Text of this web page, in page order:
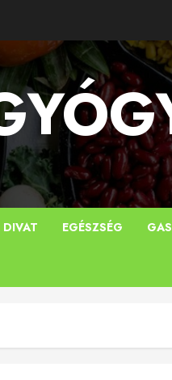
DIVAT EGÉSZSÉG